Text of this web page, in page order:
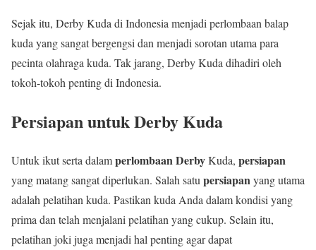
Sejak itu, Derby Kuda di Indonesia menjadi perlombaan balap
kuda yang sangat bergengsi dan menjadi sorotan utama para
pecinta olahraga kuda. Tak jarang, Derby Kuda dihadiri oleh
tokoh-tokoh penting di Indonesia.
Persiapan untuk Derby Kuda
Untuk ikut serta dalamperlombaan DerbyKuda, persiapan
yang matang sangat diperlukan. Salah satu persiapanyang utama
adalah pelatihan kuda. Pastikan kuda Anda dalam kondisi yang
prima dan telah menjalani pelatihan yang cukup. Selain itu,
pelatihan joki juga menjadi hal penting agar dapat